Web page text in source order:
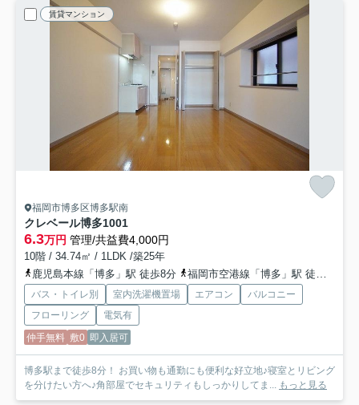
賃貸マンション
福岡市博多区博多駅南
クレベール博多1001
6.3万円 管理/共益費4,000円
10階 / 34.74㎡ / 1LDK /築25年
鹿児島本線「博多」駅 徒歩8分
福岡市空港線「博多」駅 徒歩8分
バス・トイレ別 室内洗濯機置場 エアコン
バルコニー
フローリング
電気有
仲手無料 敷0 即入居可
博多駅まで徒歩8分！ お買い物も通勤にも便利な好立地♪寝室とリビング
を分けたい方へ♪角部屋でセキュリティもしっかりしてま...
もっと見る